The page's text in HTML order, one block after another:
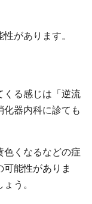
があります。
くる感じは「逆流
化器内科に診ても
色くなるなどの症
能性がありま
う。